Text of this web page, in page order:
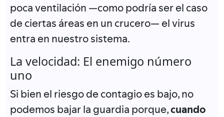
poca ventilación —como podría ser el caso
de ciertas áreas en un crucero— el virus
entra en nuestro sistema.
La velocidad: El enemigo número
uno
Si bien el riesgo de contagio es bajo, no
podemos bajar la guardia porque,cuando